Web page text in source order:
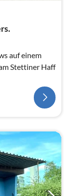
auf einem
Stettiner Haff